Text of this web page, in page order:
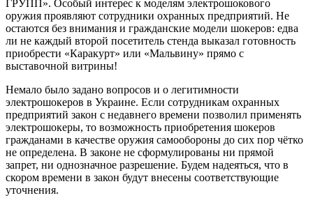
ГРУПП». Особый интерес к моделям электрошокового
оружия проявляют сотрудники охранных предприятий. Не
остаются без внимания и гражданские модели шокеров: едва
ли не каждый второй посетитель стенда выказал готовность
приобрести «Каракурт» или «Мальвину» прямо с
выставочной витрины!
Немало было задано вопросов и о легитимности
электрошокеров в Украине. Если сотрудникам охранных
предприятий закон с недавнего времени позволил применять
электрошокеры, то возможность приобретения шокеров
гражданами в качестве оружия самообороны до сих пор чётко
не определена. В законе не сформулированы ни прямой
запрет, ни однозначное разрешение. Будем надеяться, что в
скором времени в закон будут внесены соответствующие
уточнения.